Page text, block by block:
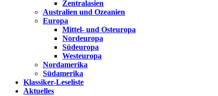
Zentralasien
Australien und Ozeanien
Europa
Mittel- und Osteuropa
Nordeuropa
Südeuropa
Westeuropa
Nordamerika
Südamerika
Klassiker-Leseliste
Aktuelles